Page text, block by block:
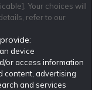
nominerades
på spelbranschens egen
Integritetspolicy
Rekatochklart shop
Your choices will
refer to our
device
or access information
content, advertising
and services